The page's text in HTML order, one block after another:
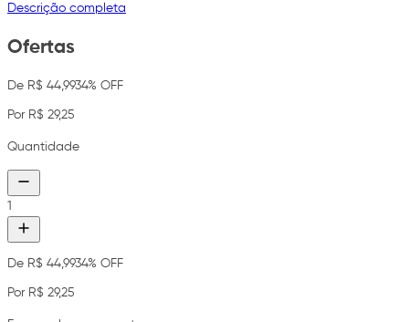
Descrição completa
Ofertas
De R$ 44,9934% OFF
Por R$ 29,25
Quantidade
1
De R$ 44,9934% OFF
Por R$ 29,25